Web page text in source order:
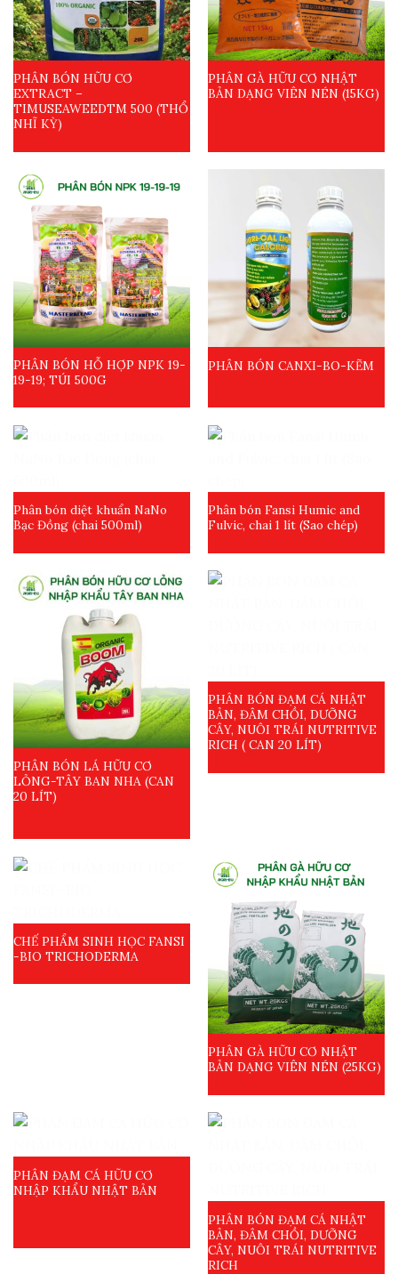
PHÂN BÓN HỮU CƠ
EXTRACT –
TIMUSEAWEEDTM 500 (THỔ
NHĨ KỲ)
PHÂN GÀ HỮU CƠ NHẬT
BẢN DẠNG VIÊN NÉN (15KG)
PHÂN BÓN HỖ HỢP NPK 19-
19-19; TÚI 500G
PHÂN BÓN CANXI-BO-KẼM
Phân bón diệt khuẩn NaNo
Bạc Đồng (chai 500ml)
Phân bón Fansi Humic and
Fulvic, chai 1 lít (Sao chép)
PHÂN BÓN LÁ HỮU CƠ
LỎNG-TÂY BAN NHA (CAN
20 LÍT)
PHÂN BÓN ĐẠM CÁ NHẬT
BẢN, ĐÂM CHỒI, DƯỠNG
CÂY, NUÔI TRÁI NUTRITIVE
RICH ( CAN 20 LÍT)
CHẾ PHẨM SINH HỌC FANSI
-BIO TRICHODERMA
PHÂN GÀ HỮU CƠ NHẬT
BẢN DẠNG VIÊN NÉN (25KG)
PHÂN ĐẠM CÁ HỮU CƠ
NHẬP KHẨU NHẬT BẢN
PHÂN BÓN ĐẠM CÁ NHẬT
BẢN, ĐÂM CHỒI, DƯỠNG
CÂY, NUÔI TRÁI NUTRITIVE
RICH